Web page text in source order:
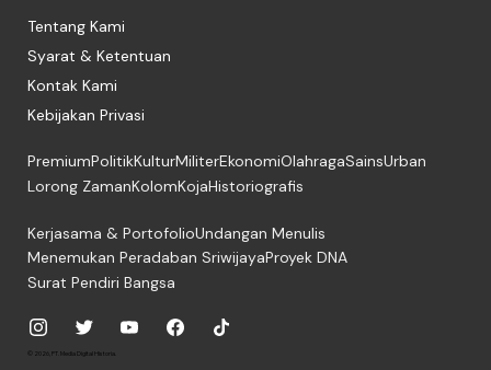
Tentang Kami
Syarat & Ketentuan
Kontak Kami
Kebijakan Privasi
PremiumPolitikKulturMiliterEkonomiOlahragaSainsUrban
Lorong ZamanKolomKojaHistoriografis
Kerjasama & PortofolioUndangan Menulis
Menemukan Peradaban SriwijayaProyek DNA
Surat Pendiri Bangsa
© 2026, PT. Media Digital Historia.